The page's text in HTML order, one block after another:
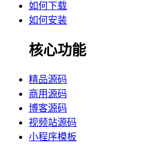
如何下载
如何安装
核心功能
精品源码
商用源码
博客源码
视频站源码
小程序模板